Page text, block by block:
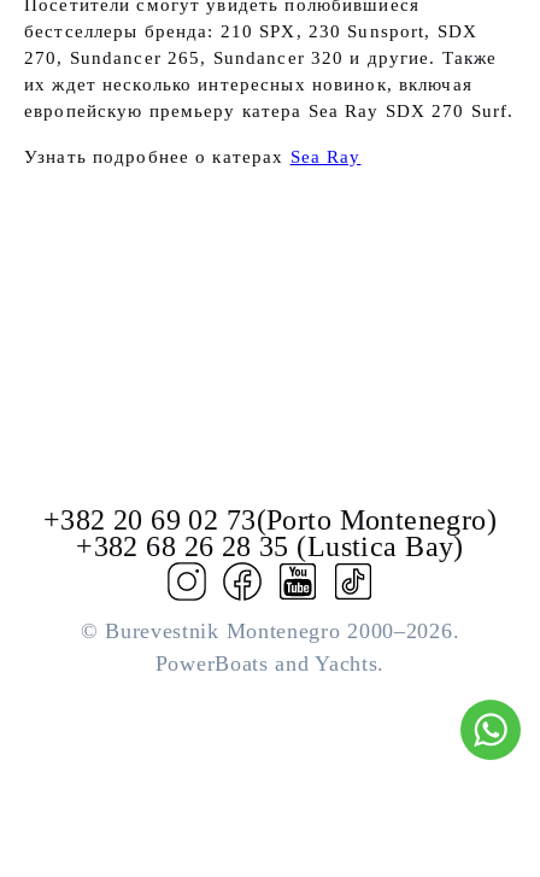
Посетители смогут увидеть полюбившиеся
бестселлеры бренда: 210 SPX, 230 Sunsport, SDX
270, Sundancer 265, Sundancer 320 и другие. Также
их ждет несколько интересных новинок, включая
европейскую премьеру катера Sea Ray SDX 270 Surf.
Узнать подробнее о катерах Sea Ray
© Burevestnik Montenegro 2000–2026.
PowerBoats and Yachts.
+382 20 69 02 73(Porto Montenegro)
+382 68 26 28 35 (Lustica Bay)